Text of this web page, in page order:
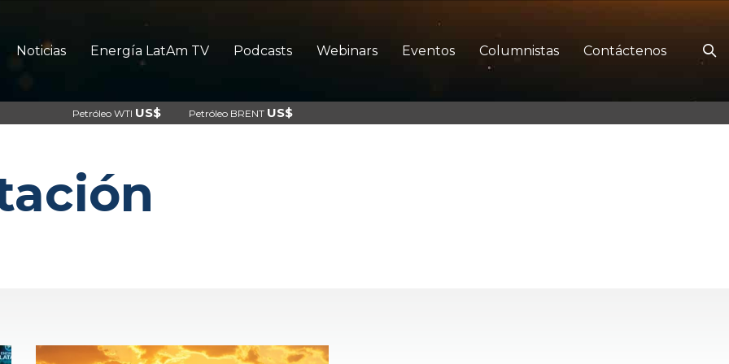
Noticias Energía LatAm TV Podcasts Webinars Eventos Columnistas Contáctenos
Petróleo WTI US$ Petróleo BRENT US$